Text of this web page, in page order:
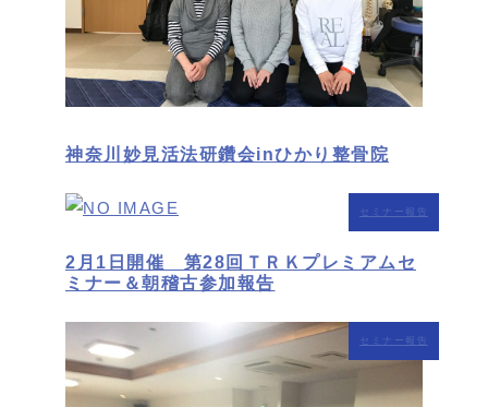
神奈川妙見活法研鑽会inひかり整骨院
セミナー報告
2月1日開催 第28回ＴＲＫプレミアムセ
ミナー＆朝稽古参加報告
セミナー報告